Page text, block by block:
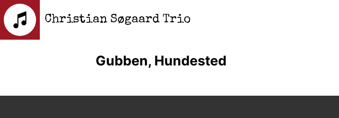
Christian Søgaard Trio
Gubben, Hundested